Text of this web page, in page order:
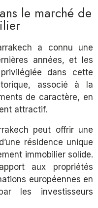
le marché de
a connu une
années, et les
dans cette
associé à la
de caractère, en
attractif.
peut offrir une
résidence unique
immobilier solide.
aux propriétés
européennes en
les investisseurs